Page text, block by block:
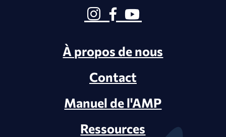
À propos de nous
Contact
Manuel de l'AMP
Ressources